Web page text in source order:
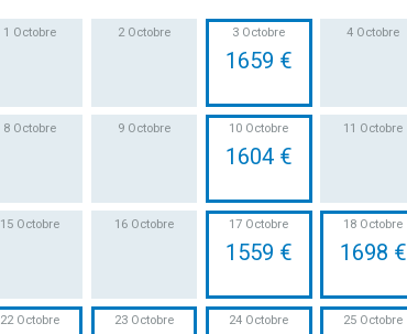
1 Octobre 2 Octobre 3 Octobre
1659 €
4 Octobre
8 Octobre 9 Octobre 10 Octobre
1604 €
11 Octobre
15 Octobre 16 Octobre 17 Octobre
1559 €
18 Octobre
1698 €
22 Octobre 23 Octobre 24 Octobre 25 Octobre